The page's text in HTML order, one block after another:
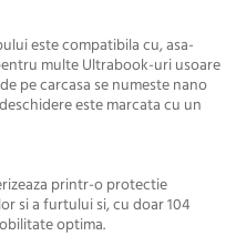
este compatibila cu, asa-
multe Ultrabook-uri usoare
pe carcasa se numeste nano
este marcata cu un
printr-o protectie
si a furtului si, cu doar 104
optima.